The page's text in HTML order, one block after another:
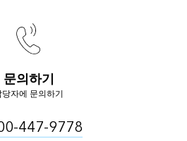
문의하기
당자에 문의하기
447-9778